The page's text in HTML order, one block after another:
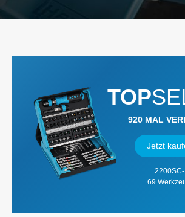
TOP
920 MAL
Jetzt
69